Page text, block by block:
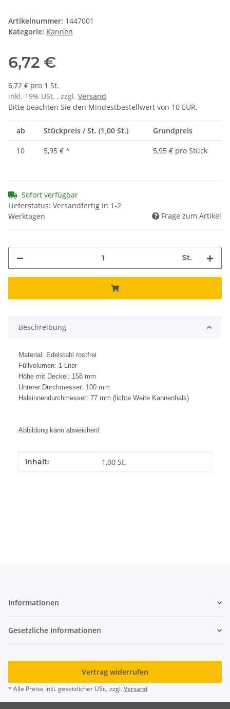
Artikelnummer: 1447001
Kategorie: Kannen
6,72 €
6,72 € pro 1 St.
inkl. 19% USt. , zzgl. Versand
Bitte beachten Sie den Mindestbestellwert von 10 EUR.
ab Stückpreis / St. (1,00 St.) Grundpreis
10 5,95 € * 5,95 € pro Stück
Sofort verfügbar
Lieferstatus: Versandfertig in 1-2
Werktagen
Frage zum Artikel
St.
Beschreibung
Material: Edelstahl rostfrei
Füllvolumen: 1 Liter
Höhe mit Deckel: 158 mm
Unterer Durchmesser: 100 mm
Halsinnendurchmesser: 77 mm (lichte Weite Kannenhals)
Abbildung kann abweichen!
Produkteigenschaft
Wert
Inhalt: 1,00 St.
Informationen
Gesetzliche Informationen
Vertrag widerrufen
* Alle Preise inkl. gesetzlicher USt., zzgl.Versand